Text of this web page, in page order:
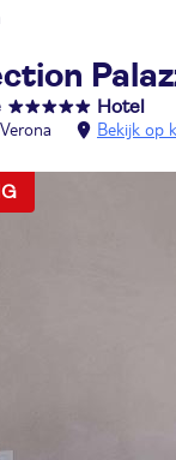
Hotel
Verona Bekijk op